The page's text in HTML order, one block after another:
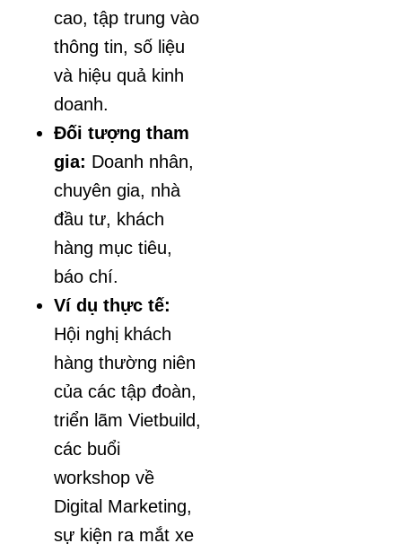
cao, tập trung vào
thông tin, số liệu
và hiệu quả kinh
doanh.
Đối tượng tham
gia: Doanh nhân,
chuyên gia, nhà
đầu tư, khách
hàng mục tiêu,
báo chí.
Ví dụ thực tế:
Hội nghị khách
hàng thường niên
của các tập đoàn,
triển lãm Vietbuild,
các buổi
workshop về
Digital Marketing,
sự kiện ra mắt xe